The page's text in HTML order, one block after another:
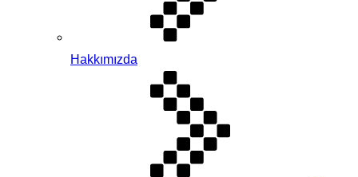
Hakkımızda